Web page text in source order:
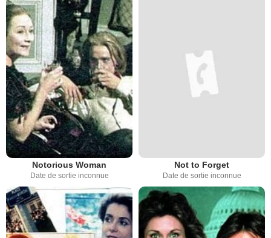
Notorious Woman
Date de sortie inconnue
Not to Forget
Date de sortie inconnue